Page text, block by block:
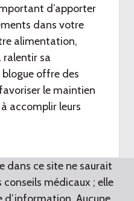
d’apporter
dans votre
alimentation,
ralentir sa
blogue offre des
le maintien
accomplir leurs
dans ce site ne saurait
médicaux ; elle